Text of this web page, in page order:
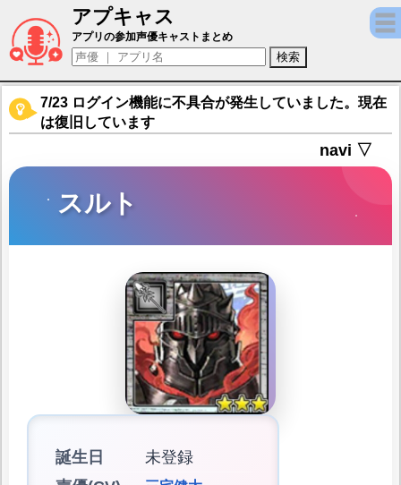
アプキャス
スルト（声優：三宅健太)【東京放課後サモ
アプリの参加声優キャストまとめ
7/23 ログイン機能に不具合が発生していました。現在
は復旧しています
navi ▽
スルト
誕生日
未登録